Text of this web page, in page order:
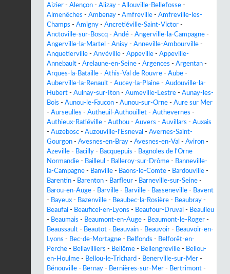
Aizier - Alençon - Alizay - Allouville-Bellefosse -
Almenêches - Ambenay - Amfreville - Amfreville-les-
Champs - Amigny - Ancretiéville-Saint-Victor -
Anctoville-sur-Boscq - Andé - Angerville-la-Campagne -
Angerville-la-Martel - Anisy - Anneville-Ambourville -
Anquetierville - Anvéville - Appeville - Appeville-
Annebault - Arelaune-en-Seine - Argences - Argentan -
Arques-la-Bataille - Athis-Val de Rouvre - Aube -
Auberville-la-Renault - Aucey-la-Plaine - Audouville-la-
Hubert - Aulnay-sur-Iton - Aumeville-Lestre - Aunay-les-
Bois - Aunou-le-Faucon - Aunou-sur-Orne - Aure sur Mer
- Aurseulles - Autheuil-Authouillet - Authevernes -
Authieux-Ratiéville - Authou - Auvers - Auvillars - Auxais
- Auzebosc - Auzouville-l'Esneval - Avernes-Saint-
Gourgon - Avesnes-en-Bray - Avesnes-en-Val - Aviron -
Azeville - Bacilly - Bacquepuis - Bagnoles de l'Orne
Normandie - Bailleul - Balleroy-sur-Drôme - Banneville-
la-Campagne - Banville - Baons-le-Comte - Bardouville -
Barentin - Barenton - Barfleur - Barneville-sur-Seine -
Barou-en-Auge - Barville - Barville - Basseneville - Bavent
- Bayeux - Bazenville - Beaubec-la-Rosière - Beaubray -
Beaufai - Beauficel-en-Lyons - Beaufour-Druval - Beaulieu
- Beaumais - Beaumont-en-Auge - Beaumont-le-Roger -
Beaussault - Beautot - Beauvain - Beauvoir - Beauvoir-en-
Lyons - Bec-de-Mortagne - Belfonds - Belforêt-en-
Perche - Bellavilliers - Bellême - Bellengreville - Bellou-
en-Houlme - Bellou-le-Trichard - Benerville-sur-Mer -
Bénouville - Bernay - Bernières-sur-Mer - Bertrimont -